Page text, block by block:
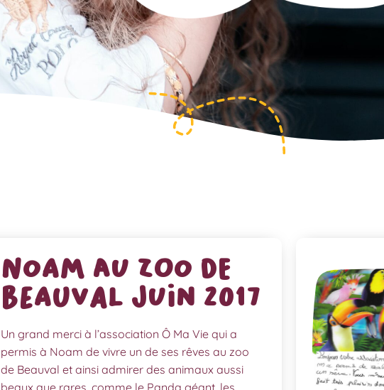
Noam au zoo de
Beauval juin 2017
Un grand merci à l’association Ô Ma Vie qui a
permis à Noam de vivre un de ses rêves au zoo
de Beauval et ainsi admirer des animaux aussi
beaux que rares, comme le Panda géant, les